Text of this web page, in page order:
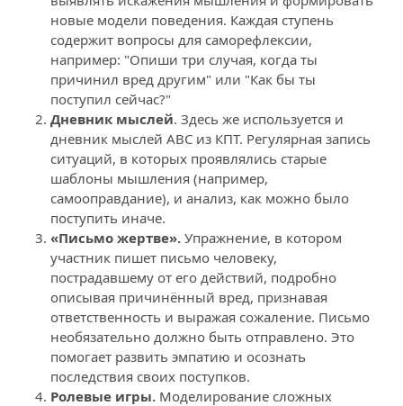
новые модели поведения. Каждая ступень
содержит вопросы для саморефлексии,
например: "Опиши три случая, когда ты
причинил вред другим" или "Как бы ты
поступил сейчас?"
Дневник мыслей. Здесь же используется и
дневник мыслей АВС из КПТ. Регулярная запись
ситуаций, в которых проявлялись старые
шаблоны мышления (например,
самооправдание), и анализ, как можно было
поступить иначе.
«Письмо жертве». Упражнение, в котором
участник пишет письмо человеку,
пострадавшему от его действий, подробно
описывая причинённый вред, признавая
ответственность и выражая сожаление. Письмо
необязательно должно быть отправлено. Это
помогает развить эмпатию и осознать
последствия своих поступков.
Ролевые игры. Моделирование сложных